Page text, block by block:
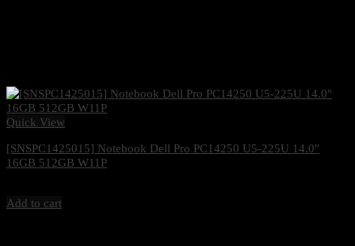
Quick View
[SNSPC1425015] Notebook Dell Pro PC14250 U5-225U 14.0″
16GB 512GB W11P
Add to cart